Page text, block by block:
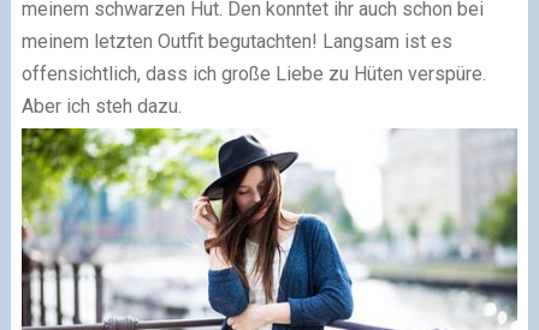
meinem schwarzen Hut. Den konntet ihr auch schon bei
meinem letzten Outfit begutachten! Langsam ist es
offensichtlich, dass ich große Liebe zu Hüten verspüre.
Aber ich steh dazu.